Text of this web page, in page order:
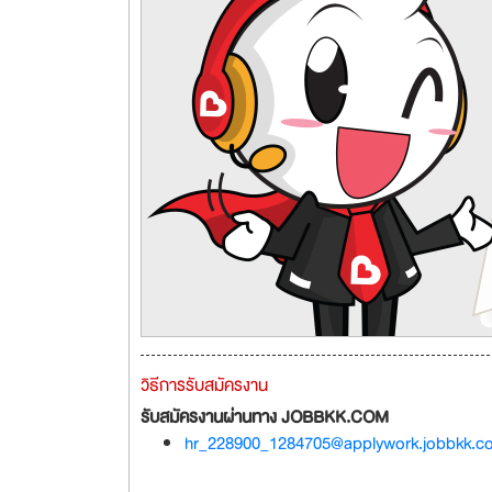
วิธีการรับสมัครงาน
รับสมัครงานผ่านทาง JOBBKK.COM